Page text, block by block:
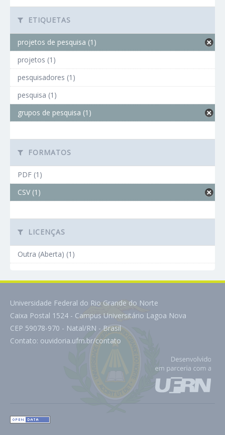
ETIQUETAS
projetos de pesquisa (1)
projetos (1)
pesquisadores (1)
pesquisa (1)
grupos de pesquisa (1)
FORMATOS
PDF (1)
CSV (1)
LICENÇAS
Outra (Aberta) (1)
Universidade Federal do Rio Grande do Norte
Caixa Postal 1524 - Campus Universitário Lagoa Nova
CEP 59078-970 - Natal/RN - Brasil
Contato: ouvidoria.ufrn.br/contato